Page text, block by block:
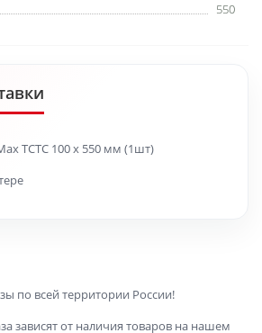
550
TCTC 100 x 550 мм (1шт)
по всей территории России!
зависят от наличия товаров на нашем